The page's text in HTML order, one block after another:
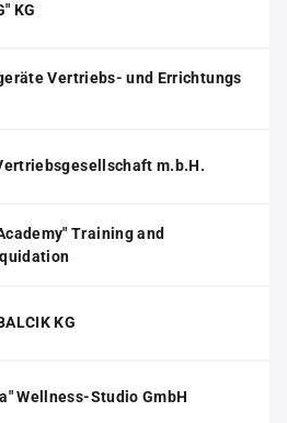
KG
Vertriebs- und Errichtungs
m.b.H.
Training and
KG
Wellness-Studio GmbH